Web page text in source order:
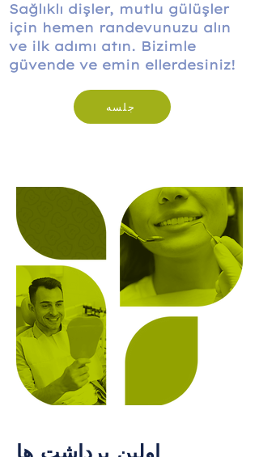
Sağlıklı dişler, mutlu gülüşler
için hemen randevunuzu alın
ve ilk adımı atın. Bizimle
güvende ve emin ellerdesiniz!
جلسه
اولین برداشت ها